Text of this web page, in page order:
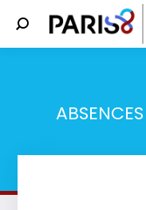
Search: